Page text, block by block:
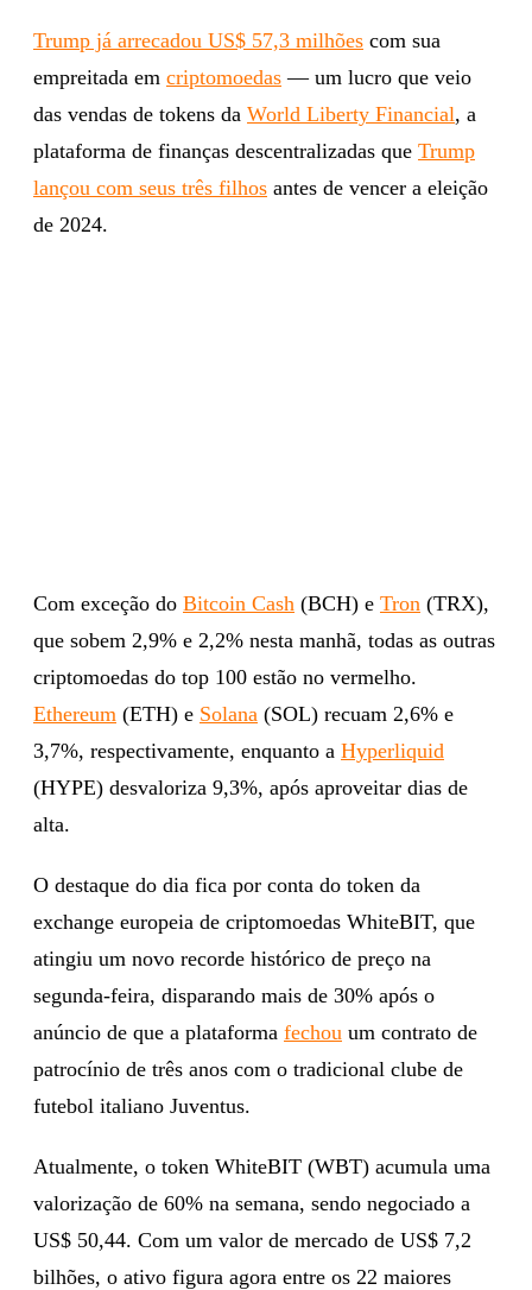
Trump já arrecadou US$ 57,3 milhões com sua
empreitada em criptomoedas — um lucro que veio
das vendas de tokens da World Liberty Financial, a
plataforma de finanças descentralizadas que Trump
lançou com seus três filhos antes de vencer a eleição
de 2024.
Com exceção do Bitcoin Cash (BCH) e Tron (TRX),
que sobem 2,9% e 2,2% nesta manhã, todas as outras
criptomoedas do top 100 estão no vermelho.
Ethereum (ETH) e Solana (SOL) recuam 2,6% e
3,7%, respectivamente, enquanto a Hyperliquid
(HYPE) desvaloriza 9,3%, após aproveitar dias de
alta.
O destaque do dia fica por conta do token da
exchange europeia de criptomoedas WhiteBIT, que
atingiu um novo recorde histórico de preço na
segunda-feira, disparando mais de 30% após o
anúncio de que a plataforma fechou um contrato de
patrocínio de três anos com o tradicional clube de
futebol italiano Juventus.
Atualmente, o token WhiteBIT (WBT) acumula uma
valorização de 60% na semana, sendo negociado a
US$ 50,44. Com um valor de mercado de US$ 7,2
bilhões, o ativo figura agora entre os 22 maiores